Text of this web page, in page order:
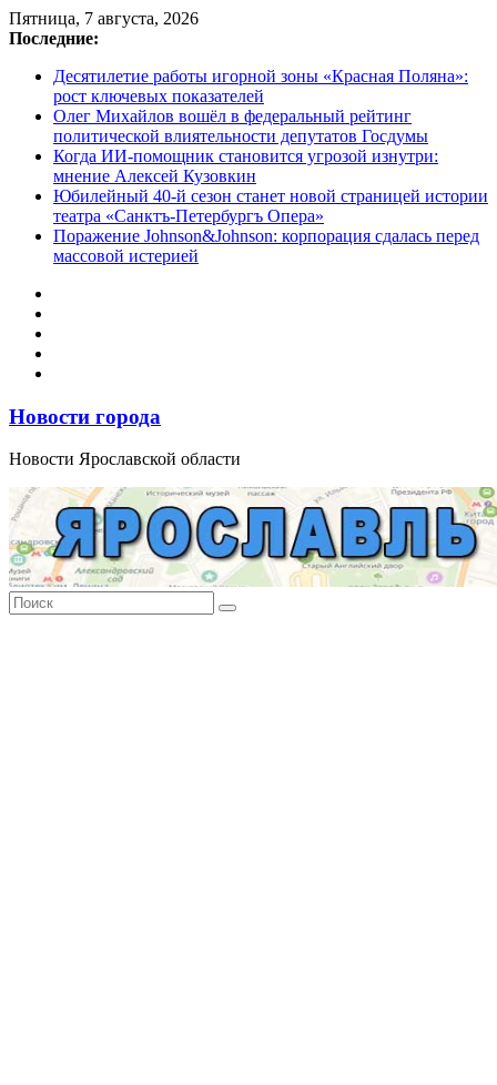
Перейти
к
Пятница, 7 августа, 2026
Последние:
Десятилетие работы игорной зоны «Красная Поляна»:
рост ключевых показателей
Олег Михайлов вошёл в федеральный рейтинг
политической влиятельности депутатов Госдумы
Когда ИИ-помощник становится угрозой изнутри:
мнение Алексей Кузовкин
Юбилейный 40-й сезон станет новой страницей истории
театра «Санктъ-Петербургъ Опера»
Поражение Johnson&Johnson: корпорация сдалась перед
массовой истерией
Новости города
Новости Ярославской области